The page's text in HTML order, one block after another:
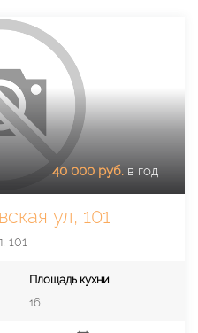
40 000 руб. в год
ул, 101
101
Площадь кухни
16